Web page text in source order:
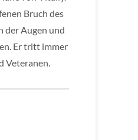
Bruch des
der Augen und
Er tritt immer
Veteranen.